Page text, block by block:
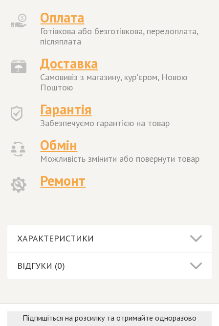
Оплата
Готівкова або безготівкова, передоплата,
післяплата
Доставка
Самовивіз з магазину, кур'єром, Новою
Поштою
Гарантія
Забезпечуємо гарантією на товар
Обмін
Можливість змінити або повернути товар
Ремонт
ХАРАКТЕРИСТИКИ
ВІДГУКИ (0)
Підпишіться на розсилку та отримайте одноразово